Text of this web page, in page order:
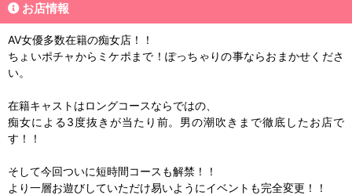
お店情報
AV女優多数在籍の痴女店！！
ちょいポチャからミケポまで！ぽっちゃりの事ならおまかせくださ
い。
在籍キャストはロングコースならではの、
痴女による3度抜きが当たり前。男の潮吹きまで徹底したお店で
す！！
そして今回ついに短時間コースも解禁！！
より一層お遊びしていただけ易いようにイベントも完全変更！！